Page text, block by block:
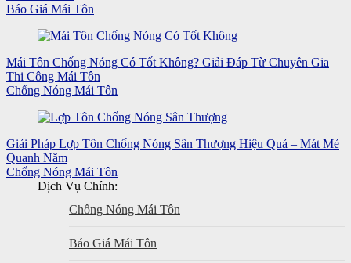
Báo Giá Mái Tôn
Mái Tôn Chống Nóng Có Tốt Không? Giải Đáp Từ Chuyên Gia
Thi Công Mái Tôn
Chống Nóng Mái Tôn
Giải Pháp Lợp Tôn Chống Nóng Sân Thượng Hiệu Quả – Mát Mẻ
Quanh Năm
Chống Nóng Mái Tôn
Dịch Vụ Chính:
Chống Nóng Mái Tôn
Báo Giá Mái Tôn